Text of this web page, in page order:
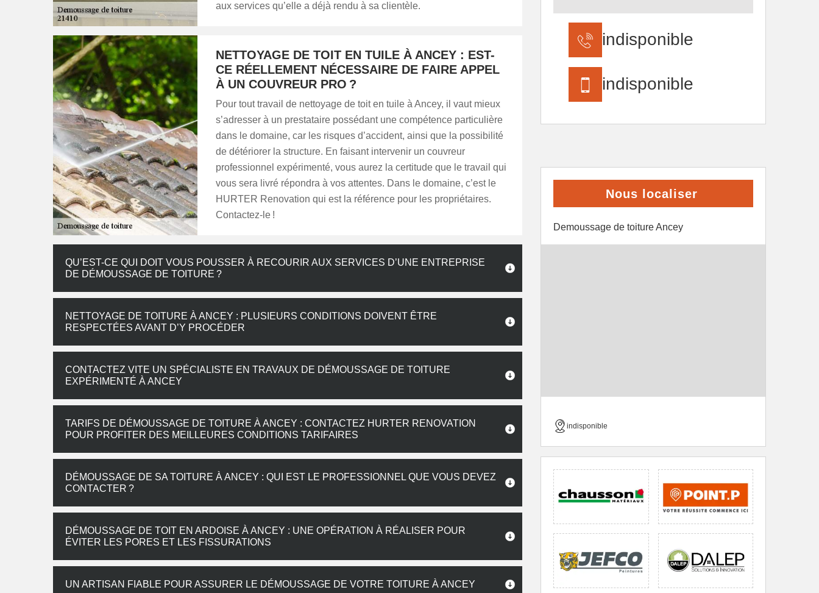
aux services qu’elle a déjà rendu à sa clientèle.
NETTOYAGE DE TOIT EN TUILE À ANCEY : EST-
CE RÉELLEMENT NÉCESSAIRE DE FAIRE APPEL
À UN COUVREUR PRO ?
Pour tout travail de nettoyage de toit en tuile à Ancey, il vaut mieux
s’adresser à un prestataire possédant une compétence particulière
dans le domaine, car les risques d’accident, ainsi que la possibilité
de détériorer la structure. En faisant intervenir un couvreur
professionnel expérimenté, vous aurez la certitude que le travail qui
vous sera livré répondra à vos attentes. Dans le domaine, c’est le
HURTER Renovation qui est la référence pour les propriétaires.
Contactez-le !
QU’EST-CE QUI DOIT VOUS POUSSER À RECOURIR AUX SERVICES D’UNE ENTREPRISE
DE DÉMOUSSAGE DE TOITURE ?
NETTOYAGE DE TOITURE À ANCEY : PLUSIEURS CONDITIONS DOIVENT ÊTRE
RESPECTÉES AVANT D’Y PROCÉDER
CONTACTEZ VITE UN SPÉCIALISTE EN TRAVAUX DE DÉMOUSSAGE DE TOITURE
EXPÉRIMENTÉ À ANCEY
TARIFS DE DÉMOUSSAGE DE TOITURE À ANCEY : CONTACTEZ HURTER RENOVATION
POUR PROFITER DES MEILLEURES CONDITIONS TARIFAIRES
DÉMOUSSAGE DE SA TOITURE À ANCEY : QUI EST LE PROFESSIONNEL QUE VOUS DEVEZ
CONTACTER ?
DÉMOUSSAGE DE TOIT EN ARDOISE À ANCEY : UNE OPÉRATION À RÉALISER POUR
ÉVITER LES PORES ET LES FISSURATIONS
UN ARTISAN FIABLE POUR ASSURER LE DÉMOUSSAGE DE VOTRE TOITURE À ANCEY
indisponible
indisponible
Nous localiser
Demoussage de toiture Ancey
indisponible